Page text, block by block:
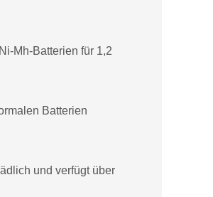
Mh-Batterien für 1,2
Batterien
und verfügt über